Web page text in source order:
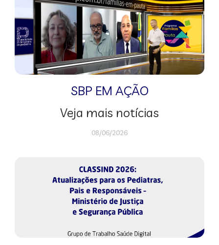
SBP EM AÇÃO
Veja mais notícias
08/06/2026